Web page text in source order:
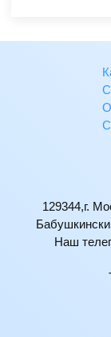
129344,г.
Наш